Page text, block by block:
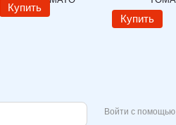
Купить
Купить
Войти с помощью